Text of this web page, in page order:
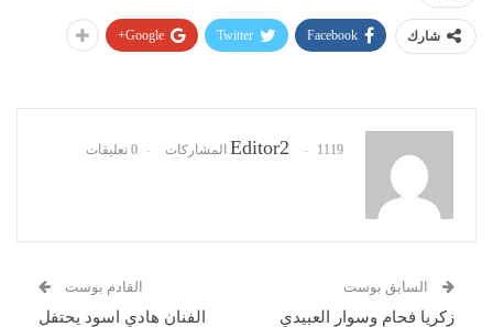
شارك Facebook
Twitter
Google+
Editor2 1119 المشاركات 0 تعليقات
السابق بوست
زكريا فحام وسوار العبيدي
القادم بوست
الفنان هادي اسود يحتفل